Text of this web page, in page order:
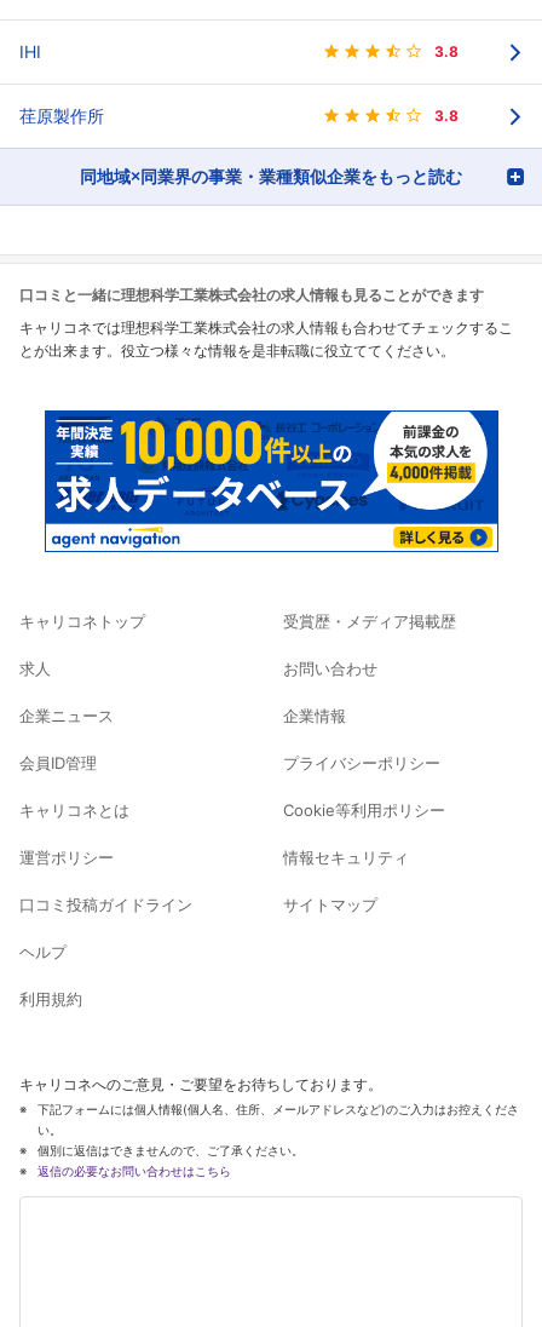
IHI 3.8
荏原製作所 3.8
同地域×同業界の事業・業種類似企業をもっと読む
口コミと一緒に理想科学工業株式会社の求人情報も見ることができます
キャリコネでは理想科学工業株式会社の求人情報も合わせてチェックするこ
とが出来ます。役立つ様々な情報を是非転職に役立ててください。
キャリコネトップ
求人
企業ニュース
会員ID管理
キャリコネとは
運営ポリシー
口コミ投稿ガイドライン
ヘルプ
利用規約
受賞歴・メディア掲載歴
お問い合わせ
企業情報
プライバシーポリシー
Cookie等利用ポリシー
情報セキュリティ
サイトマップ
キャリコネへのご意見・ご要望をお待ちしております。
下記フォームには個人情報(個人名、住所、メールアドレスなど)のご入力はお控えくださ
い。
個別に返信はできませんので、ご了承ください。
返信の必要なお問い合わせはこちら